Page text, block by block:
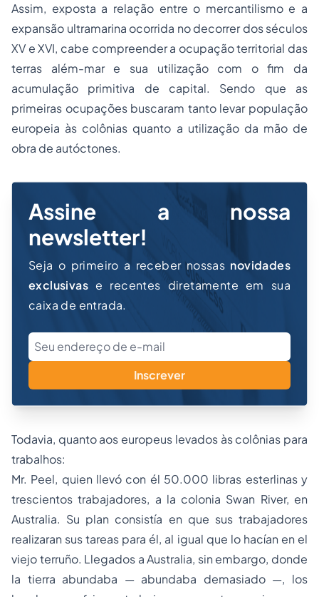
Assim, exposta a relação entre o mercantilismo e a
expansão ultramarina ocorrida no decorrer dos séculos
XV e XVI, cabe compreender a ocupação territorial das
terras além-mar e sua utilização com o fim da
acumulação primitiva de capital. Sendo que as
primeiras ocupações buscaram tanto levar população
europeia às colônias quanto a utilização da mão de
obra de autóctones.
Assine a nossa
newsletter!
Seja o primeiro a receber nossas novidades
exclusivas e recentes diretamente em sua
caixa de entrada.
Inscrever
Todavia, quanto aos europeus levados às colônias para
trabalhos:
Mr. Peel, quien llevó con él 50.000 libras esterlinas y
trescientos trabajadores, a la colonia Swan River, en
Australia. Su plan consistía en que sus trabajadores
realizaran sus tareas para él, al igual que lo hacían en el
viejo terruño. Llegados a Australia, sin embargo, donde
la tierra abundaba — abundaba demasiado —, los